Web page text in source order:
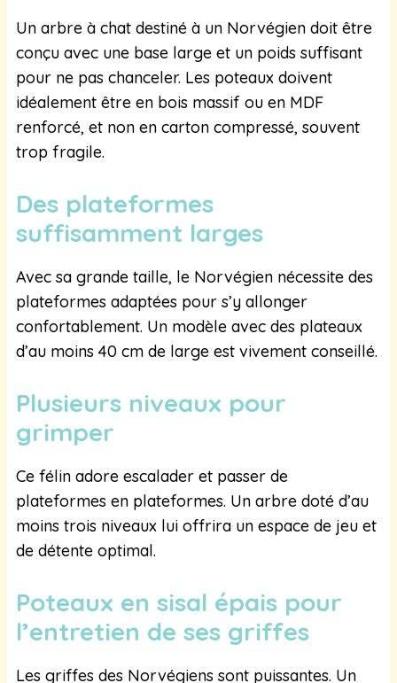
Un arbre à chat destiné à un Norvégien doit être
conçu avec une base large et un poids suffisant
pour ne pas chanceler. Les poteaux doivent
idéalement être en bois massif ou en MDF
renforcé, et non en carton compressé, souvent
trop fragile.
Des plateformes
suffisamment larges
Avec sa grande taille, le Norvégien nécessite des
plateformes adaptées pour s’y allonger
confortablement. Un modèle avec des plateaux
d’au moins 40 cm de large est vivement conseillé.
Plusieurs niveaux pour
grimper
Ce félin adore escalader et passer de
plateformes en plateformes. Un arbre doté d’au
moins trois niveaux lui offrira un espace de jeu et
de détente optimal.
Poteaux en sisal épais pour
l’entretien de ses griffes
Les griffes des Norvégiens sont puissantes. Un